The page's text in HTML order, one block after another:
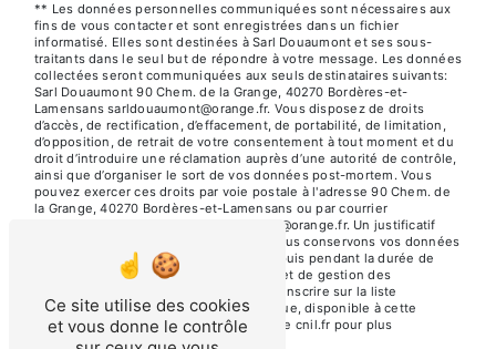
** Les données personnelles communiquées sont nécessaires aux
fins de vous contacter et sont enregistrées dans un fichier
informatisé. Elles sont destinées à Sarl Douaumont et ses sous-
traitants dans le seul but de répondre à votre message. Les données
collectées seront communiquées aux seuls destinataires suivants:
Sarl Douaumont 90 Chem. de la Grange, 40270 Bordères-et-
Lamensans sarldouaumont@orange.fr. Vous disposez de droits
d’accès, de rectification, d’effacement, de portabilité, de limitation,
d’opposition, de retrait de votre consentement à tout moment et du
droit d’introduire une réclamation auprès d’une autorité de contrôle,
ainsi que d’organiser le sort de vos données post-mortem. Vous
pouvez exercer ces droits par voie postale à l'adresse 90 Chem. de
la Grange, 40270 Bordères-et-Lamensans ou par courrier
électronique à l'adresse sarldouaumont@orange.fr. Un justificatif
d'identité pourra vous être demandé. Nous conservons vos données
pendant la période de prise de contact puis pendant la durée de
prescription légale aux fins probatoires et de gestion des
contentieux. Vous avez le droit de vous inscrire sur la liste
d'opposition au démarchage téléphonique, disponible à cette
adresse: Bloctel.gouv.fr . Consultez le site cnil.fr pour plus
d’informations sur vos droits.
Ce site utilise des cookies
et vous donne le contrôle